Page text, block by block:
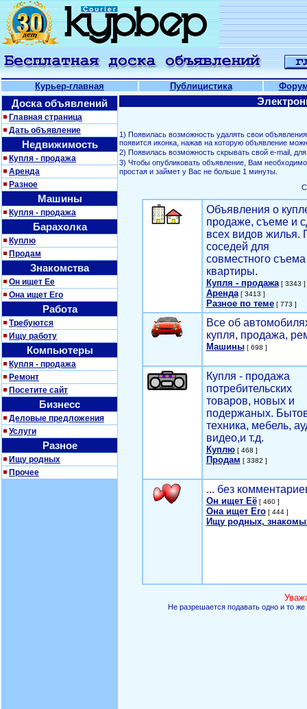
Курьер-главная Публицистика
Доска объявлений
Главная страница
Дать объявление
Недвижимость
Купля - продажа
Аренда
Разное
Машины
Купля - продажа
Барахолка
Куплю
Продам
Знакомства
Он ищет Ее
Она ищет Его
Работа
Требуются
Ищу работу
Компьютеры
Купля - продажа
Ремонт
Посетите сайт
Бизнесс
Деловые предложения
Услуги
Разное
Ищу родных
Прочее
1) Появилась возможность удалять свои
появится иконка, нажав на которую объявление
2) Появилась возможность скрывать свой е-mail,
3) Чтобы опубликовать объявление, Вам
простая и займет у Вас не больше 1 минуты.
Объявления о
продаже, съеме и
всех видов жилья.
соседей для
совместного съема
квартиры.
Купля - продажа[ 3343 ]
Аренда[ 3413 ]
Разное по теме[ 773 ]
Все об
купля, продажа,
Машины[ 698 ]
Купля - продажа
потребительских
товаров, новых и
подержаных.
техника, мебель,
видео,и т.д.
Куплю[ 468 ]
Продам [ 3382 ]
... без
Он ищет Её[ 460 ]
Она ищет Его[ 444 ]
Ищу родных,
Не разрешается подавать одно и то